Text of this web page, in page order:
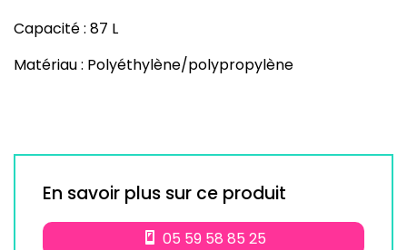
Capacité : 87 L
Matériau : Polyéthylène/polypropylène
En savoir plus sur ce produit
05 59 58 85 25